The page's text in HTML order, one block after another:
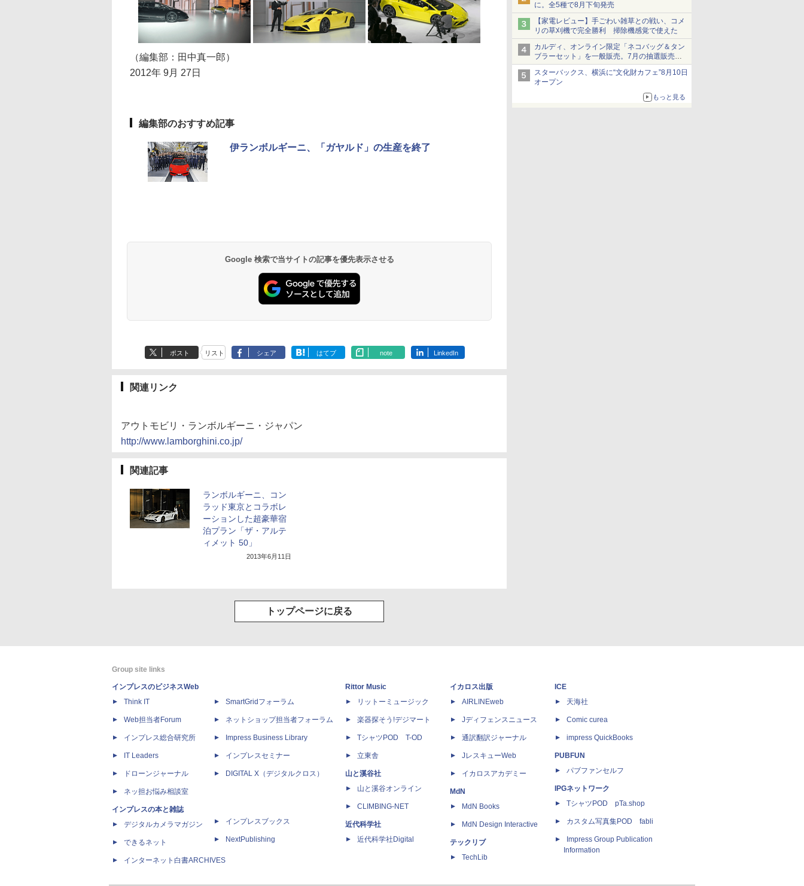
に。全5種で8月下旬発売
【家電レビュー】手ごわい雑草との戦い、コメ
リの草刈機で完全勝利 掃除機感覚で使えた
カルディ、オンライン限定「ネコバッグ＆タン
ブラーセット」を一般販売。7月の抽選販売の
当選無効分
スターバックス、横浜に“文化財カフェ”8月10日
オープン
もっと見る
（編集部：田中真一郎）
2012年 9月 27日
編集部のおすすめ記事
伊ランボルギーニ、「ガヤルド」の生産を終了
Google 検索で当サイトの記事を優先表示させる
ポスト リスト シェア はてブ note LinkedIn
関連リンク
アウトモビリ・ランボルギーニ・ジャパン
http://www.lamborghini.co.jp/
関連記事
ランボルギーニ、コン
ラッド東京とコラボレ
ーションした超豪華宿
泊プラン「ザ・アルテ
ィメット 50」
2013年6月11日
トップページに戻る
Group site links
インプレスのビジネスWeb
Think IT
Web担当者Forum
インプレス総合研究所
IT Leaders
ドローンジャーナル
ネッ担お悩み相談室
インプレスの本と雑誌
デジタルカメラマガジン
できるネット
インターネット白書ARCHIVES
SmartGridフォーラム
ネットショップ担当者フォーラム
Impress Business Library
インプレスセミナー
DIGITAL X（デジタルクロス）
インプレスブックス
NextPublishing
Rittor Music
リットーミュージック
楽器探そう!デジマート
TシャツPOD T-OD
立東舎
山と溪谷社
山と溪谷オンライン
CLIMBING-NET
近代科学社
近代科学社Digital
イカロス出版
AIRLINEweb
Jディフェンスニュース
通訳翻訳ジャーナル
JレスキューWeb
イカロスアカデミー
MdN
MdN Books
MdN Design Interactive
テックリブ
TechLib
ICE
天海社
Comic curea
impress QuickBooks
PUBFUN
パブファンセルフ
IPGネットワーク
TシャツPOD pTa.shop
カスタム写真集POD fabli
Impress Group Publication
Information